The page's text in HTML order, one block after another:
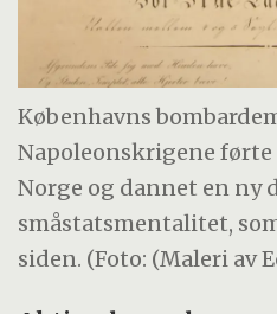
Københavns
Napoleonskrigene
Norge og dannet en ny
småstatsmentalitet,
siden. (Foto: (Maleri av